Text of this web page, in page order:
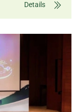
Details